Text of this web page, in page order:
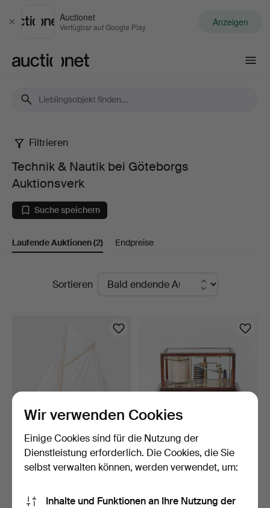
Schließen
Auctionet
Verfügbar auf Google Play Anzeigen
Technik
Nautik
bei
Auktionsverk
Filtrieren
Technik & Nautik bei Göteborgs
Auktionsverk
Suche speichern
Laufende Auktionen(2) Endpreise
LaufendeSortieren
SCHIFFSMODELL,
Segelschiff.
6 Tage
95 USD
BAROGRAPH, erste Hälfte
des 20. Jahrhunder…
6 Tage
77 USD
Wir verwenden Cookies
Einige Cookies sind für die Nutzung der
Dienstleistung erforderlich. Die Cookies, die Sie
selbst verwalten können, werden verwendet, um:
Inhalte und Funktionen an Ihre Nutzung der